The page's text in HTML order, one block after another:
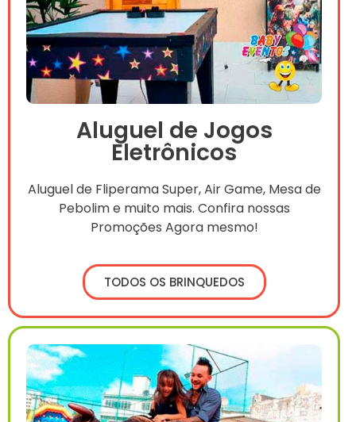
Aluguel de Jogos
Eletrônicos
Aluguel de Fliperama Super, Air Game, Mesa de
Pebolim e muito mais. Confira nossas
Promoções Agora mesmo!
TODOS OS BRINQUEDOS